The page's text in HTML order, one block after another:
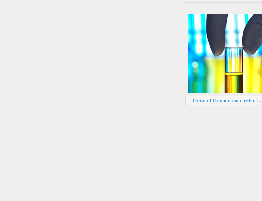
Останні Новини економіки |